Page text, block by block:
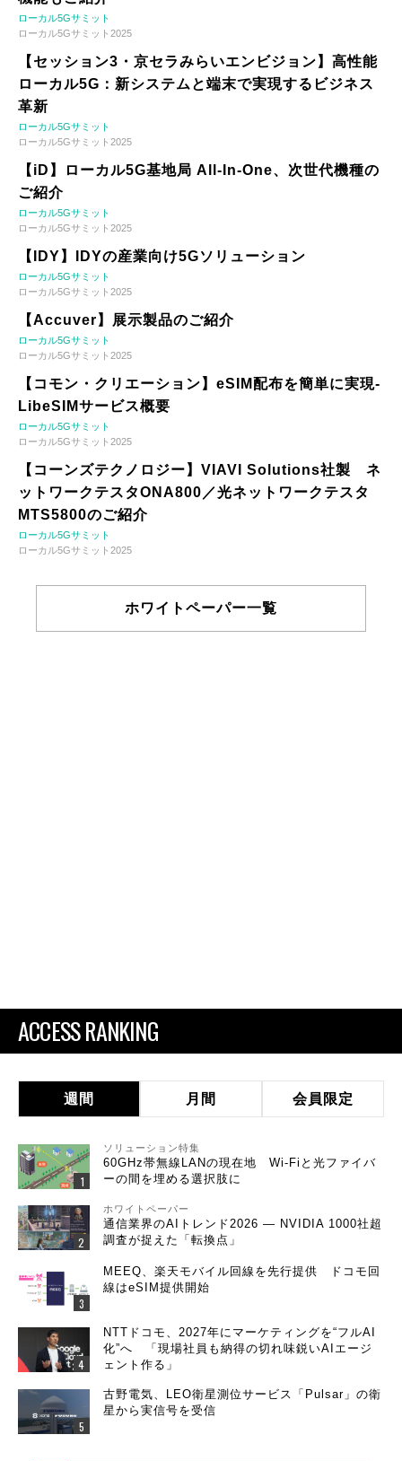
ローカル5Gサミット
ローカル5Gサミット2025
【セッション3・京セラみらいエンビジョン】高性能
ローカル5G：新システムと端末で実現するビジネス
革新
ローカル5Gサミット
ローカル5Gサミット2025
【iD】ローカル5G基地局 All-In-One、次世代機種の
ご紹介
ローカル5Gサミット
ローカル5Gサミット2025
【IDY】IDYの産業向け5Gソリューション
ローカル5Gサミット
ローカル5Gサミット2025
【Accuver】展示製品のご紹介
ローカル5Gサミット
ローカル5Gサミット2025
【コモン・クリエーション】eSIM配布を簡単に実現-
LibeSIMサービス概要
ローカル5Gサミット
ローカル5Gサミット2025
【コーンズテクノロジー】VIAVI Solutions社製 ネ
ットワークテスタONA800／光ネットワークテスタ
MTS5800のご紹介
ローカル5Gサミット
ローカル5Gサミット2025
ホワイトペーパー一覧
ACCESS RANKING
週間 月間 会員限定
ソリューション特集
60GHz帯無線LANの現在地 Wi-Fiと光ファイバ
ーの間を埋める選択肢に
ホワイトペーパー
通信業界のAIトレンド2026 ― NVIDIA 1000社超
調査が捉えた「転換点」
MEEQ、楽天モバイル回線を先行提供 ドコモ回
線はeSIM提供開始
NTTドコモ、2027年にマーケティングを“フルAI
化”へ 「現場社員も納得の切れ味鋭いAIエージ
ェント作る」
古野電気、LEO衛星測位サービス「Pulsar」の衛
星から実信号を受信